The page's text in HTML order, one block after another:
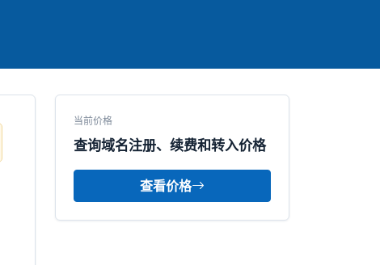
当前价格
查询域名注册、续费和转入价格
查看价格